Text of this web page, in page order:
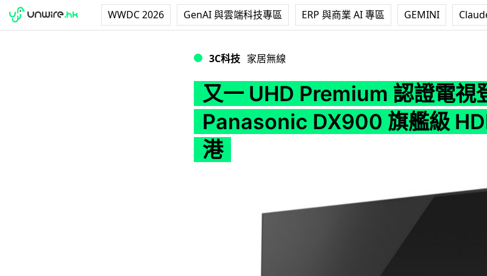
WWDC 2026 GenAI 與雲端科技專區 ERP 與商業 AI 專區 GEMINI
3C科技 家居無線
又一 UHD Premium 認證電視
Panasonic DX900 旗艦級
港